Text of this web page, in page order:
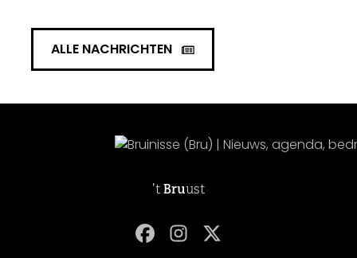
ALLE NACHRICHTEN
't Bruust